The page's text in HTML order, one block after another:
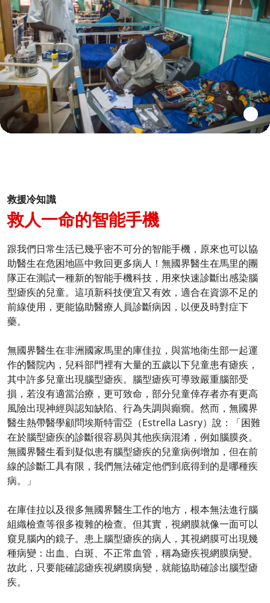
救援冷知識
救人一命的智能手機
跟我們日常生活已幾乎密不可分的智能手機，原來也可以協
助醫生在危困地區中救回更多病人！無國界醫生在馬里的團
隊正在測試一種新的智能手機科技，用來快速診斷出感染腦
型瘧疾的兒童。這項新科技便宜又有效，適合在資源不足的
前線使用，更能協助醫療人員診斷病因，以便及時對症下
藥。
無國界醫生在非洲國家馬里的庫佳拉，與當地衛生部一起運
作的醫院內，兒科部門裡有大量的五歲以下兒童患有瘧疾，
其中許多兒童出現腦型瘧疾。腦型瘧疾可導致嚴重腦部受
損，若沒有適當治療，更可致命，部分兒童倖存者亦有更高
風險出現神經與認知缺陷、行為失調與癲癇。然而，無國界
醫生熱帶醫學顧問埃斯特雷亞（Estrella Lasry）說：「困難
在於腦型瘧疾的診斷很容易與其他疾病混淆，例如腦膜炎。
無國界醫生看到疑似患有腦型瘧疾的兒童病例增加，但在前
線的診斷工具有限，我們無法確定他們到底得到的是哪種疾
病。」
在庫佳拉以及很多無國界醫生工作的地方，根本無法進行腦
組織檢查等很多複雜的檢查。但其實，視網膜就像一面可以
窺見腦內的鏡子。患上腦型瘧疾的病人，其視網膜可出現幾
種病變：出血、白斑、不正常血管，稱為瘧疾視網膜病變。
故此，只要能確認瘧疾視網膜病變，就能協助確診出腦型瘧
疾。